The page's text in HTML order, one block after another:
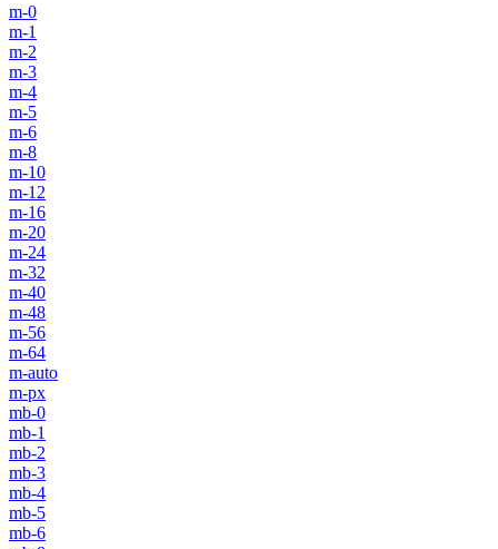
m-0
m-1
m-2
m-3
m-4
m-5
m-6
m-8
m-10
m-12
m-16
m-20
m-24
m-32
m-40
m-48
m-56
m-64
m-auto
m-px
mb-0
mb-1
mb-2
mb-3
mb-4
mb-5
mb-6